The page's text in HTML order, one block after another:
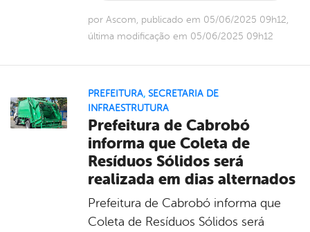
por Ascom, publicado em 05/06/2025 09h12,
última modificação em 05/06/2025 09h12
PREFEITURA, SECRETARIA DE
INFRAESTRUTURA
Prefeitura de Cabrobó
informa que Coleta de
Resíduos Sólidos será
realizada em dias alternados
Prefeitura de Cabrobó informa que
Coleta de Resíduos Sólidos será